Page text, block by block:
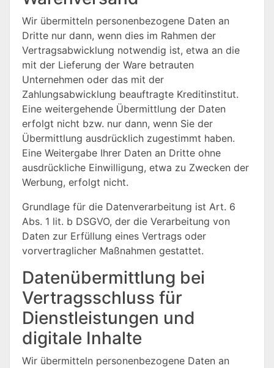
Wir übermitteln personenbezogene Daten an
Dritte nur dann, wenn dies im Rahmen der
Vertragsabwicklung notwendig ist, etwa an die
mit der Lieferung der Ware betrauten
Unternehmen oder das mit der
Zahlungsabwicklung beauftragte Kreditinstitut.
Eine weitergehende Übermittlung der Daten
erfolgt nicht bzw. nur dann, wenn Sie der
Übermittlung ausdrücklich zugestimmt haben.
Eine Weitergabe Ihrer Daten an Dritte ohne
ausdrückliche Einwilligung, etwa zu Zwecken der
Werbung, erfolgt nicht.
Grundlage für die Datenverarbeitung ist Art. 6
Abs. 1 lit. b DSGVO, der die Verarbeitung von
Daten zur Erfüllung eines Vertrags oder
vorvertraglicher Maßnahmen gestattet.
Datenübermittlung bei
Vertragsschluss für
Dienstleistungen und
digitale Inhalte
Wir übermitteln personenbezogene Daten an